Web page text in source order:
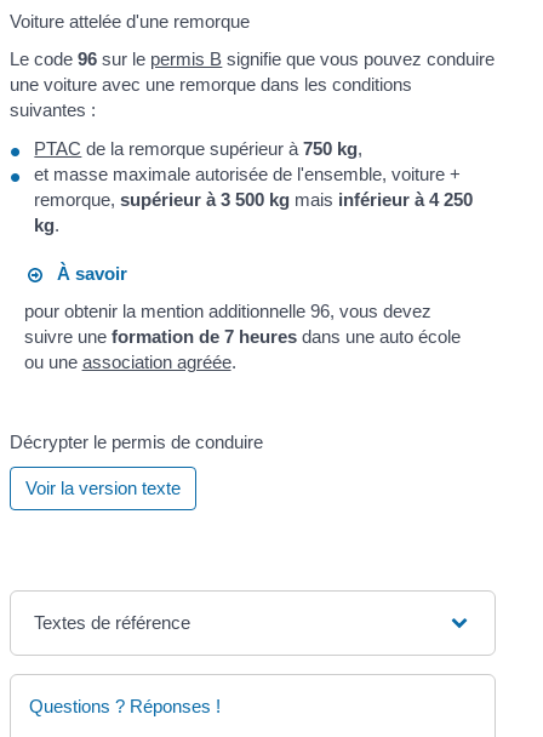
Voiture attelée d'une remorque
Le code96 sur le permis B signifie que vous pouvez conduire
une voiture avec une remorque dans les conditions
suivantes :
PTAC de la remorque supérieur à750 kg,
et masse maximale autorisée de l'ensemble, voiture +
remorque,supérieur à 3 500 kg mais inférieur à 4 250
kg.
À savoir
pour obtenir la mention additionnelle 96, vous devez
suivre une formation de 7 heuresdans une auto école
ou une association agréée.
Décrypter le permis de conduire
Voir la version texte
Textes de référence
Questions ? Réponses !